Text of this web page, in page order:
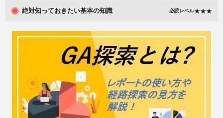
絶対知っておきたい基本の知識 必読レベル